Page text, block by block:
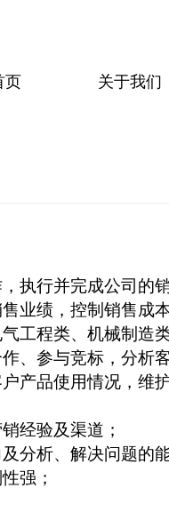
页 关于我们
执行并完成公司的
业绩 ，控制销售成
工程类、 机械制造
、参与竞标，分析
产品使用情况，维
经验及渠道；
分析、解决问题的
强；